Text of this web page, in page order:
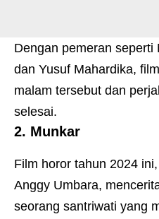
Dengan pemeran
dan Yusuf Mahardika,
malam tersebut dan
selesai.
2. Munkar
Film horor tahun 2024
Anggy Umbara,
seorang santriwati yang